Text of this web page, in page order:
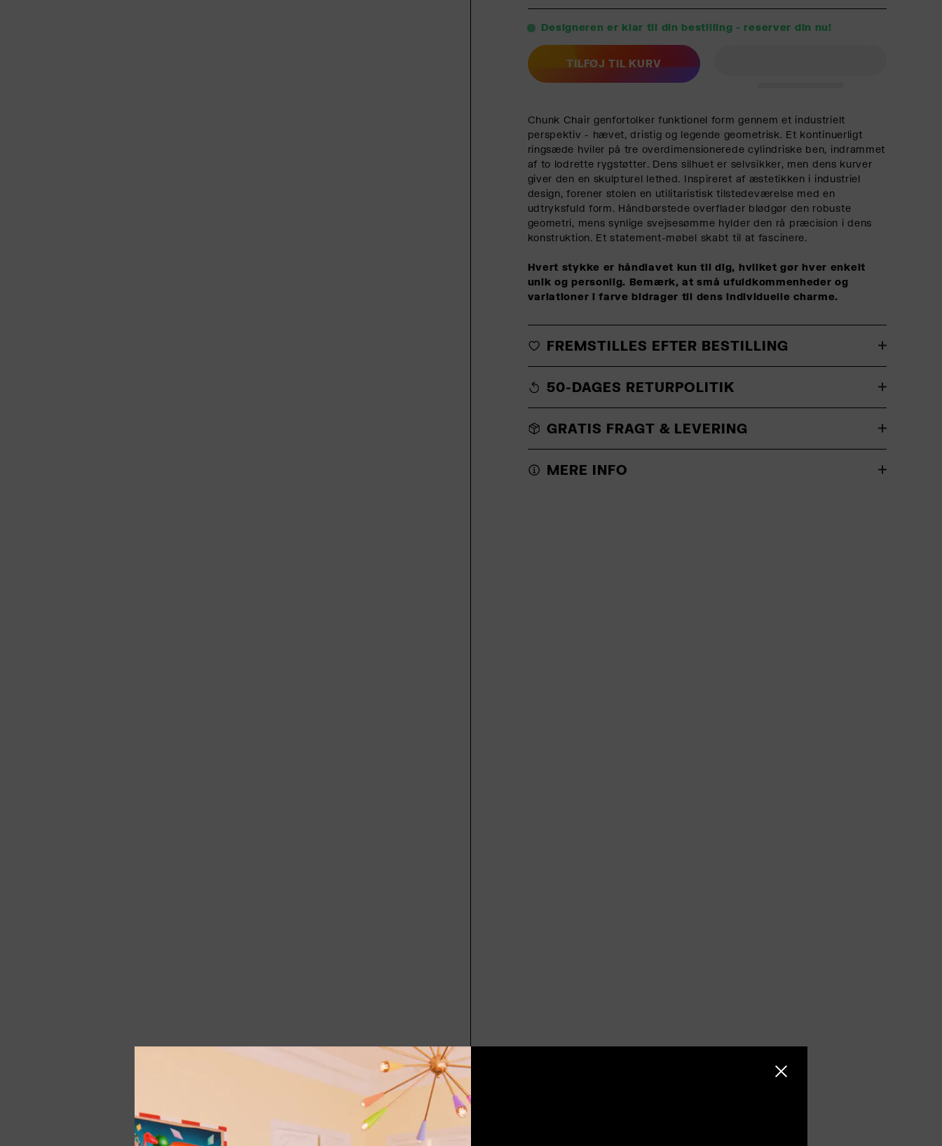
Designeren er klar til din bestilling - reserver din nu!
TILFØJ TIL KURV
Chunk Chair genfortolker funktionel form gennem et industrielt
perspektiv - hævet, dristig og legende geometrisk. Et kontinuerligt
ringsæde hviler på tre overdimensionerede cylindriske ben, indrammet
af to lodrette rygstøtter. Dens silhuet er selvsikker, men dens kurver
giver den en skulpturel lethed. Inspireret af æstetikken i industriel
design, forener stolen en utilitaristisk tilstedeværelse med en
udtryksfuld form. Håndbørstede overflader blødgør den robuste
geometri, mens synlige svejsesømme hylder den rå præcision i dens
konstruktion. Et statement-møbel skabt til at fascinere.
Hvert stykke er håndlavet kun til dig, hvilket gør hver enkelt
unik og personlig. Bemærk, at små ufuldkommenheder og
variationer i farve bidrager til dens individuelle charme.
FREMSTILLES EFTER BESTILLING
50-DAGES RETURPOLITIK
GRATIS FRAGT & LEVERING
MERE INFO
Luk sidebjælke